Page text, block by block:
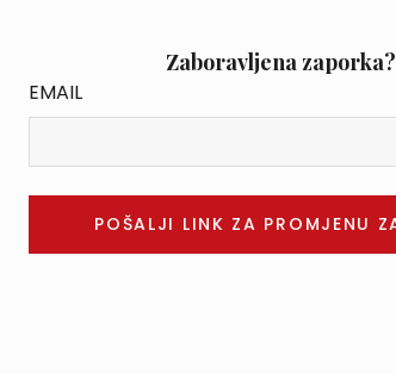
Zaboravljena zaporka?
EMAIL